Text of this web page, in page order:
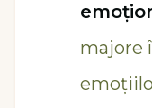
majore